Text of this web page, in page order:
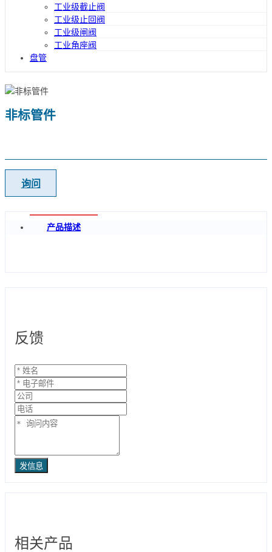
工业级截止阀
工业级止回阀
工业级闸阀
工业角座阀
盘管
非标管件
询问
产品描述
反馈
发信息
相关产品